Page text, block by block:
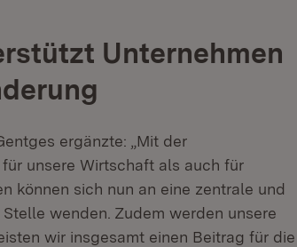
Unternehmen
ergänzte: „Mit der
unsere Wirtschaft als auch für
können sich nun an eine zentrale und
wenden. Zudem werden unsere
wir insgesamt einen Beitrag für die